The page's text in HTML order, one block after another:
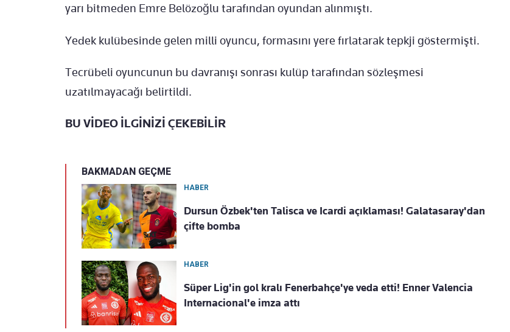
yarı bitmeden Emre Belözoğlu tarafından oyundan alınmıştı.
Yedek kulübesinde gelen milli oyuncu, formasını yere fırlatarak tepkji göstermişti.
Tecrübeli oyuncunun bu davranışı sonrası kulüp tarafından sözleşmesi
uzatılmayacağı belirtildi.
BU VİDEO İLGİNİZİ ÇEKEBİLİR
BAKMADAN GEÇME
HABER
Dursun Özbek'ten Talisca ve Icardi açıklaması! Galatasaray'dan
çifte bomba
HABER
Süper Lig'in gol kralı Fenerbahçe'ye veda etti! Enner Valencia
Internacional'e imza attı